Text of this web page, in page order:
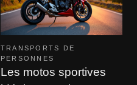
TRANSPORTS DE
PERSONNES
Les motos sportives